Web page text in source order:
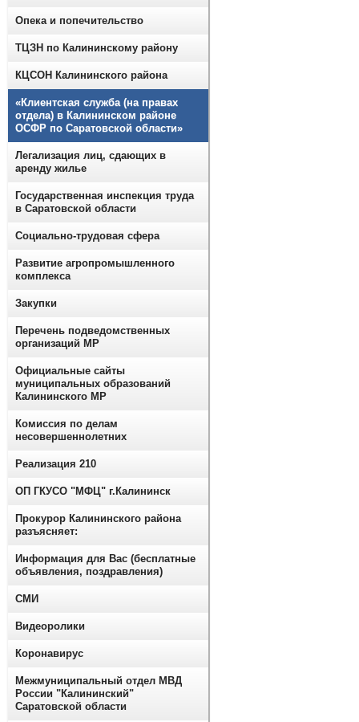
Опека и попечительство
ТЦЗН по Калининскому району
КЦСОН Калининского района
«Клиентская служба (на правах
отдела) в Калининском районе
ОСФР по Саратовской области»
Легализация лиц, сдающих в
аренду жилье
Государственная инспекция труда
в Саратовской области
Социально-трудовая сфера
Развитие агропромышленного
комплекса
Закупки
Перечень подведомственных
организаций МР
Официальные сайты
муниципальных образований
Калининского МР
Комиссия по делам
несовершеннолетних
Реализация 210
ОП ГКУСО "МФЦ" г.Калининск
Прокурор Калининского района
разъясняет:
Информация для Вас (бесплатные
объявления, поздравления)
СМИ
Видеоролики
Коронавирус
Межмуниципальный отдел МВД
России "Калининский"
Саратовской области